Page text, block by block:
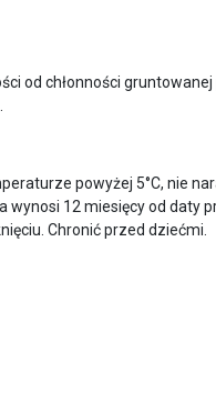
od chłonności
powyżej 5°C, nie
wynosi 12 miesięcy od daty
Chronić przed dziećmi.